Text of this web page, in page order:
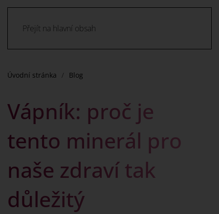
Přejít na hlavní obsah
Úvodní stránka Blog
Vápník: proč je
tento minerál pro
naše zdraví tak
důležitý